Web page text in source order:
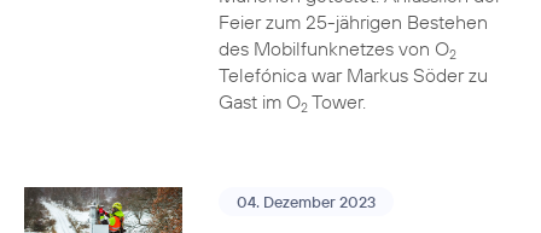
Feier zum 25-jährigen Bestehen
des Mobilfunknetzes von O2
Telefónica war Markus Söder zu
Gast im O2Tower.
04. Dezember 2023